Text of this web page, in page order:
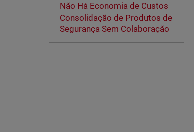
Não Há Economia de Custos
Consolidação de Produtos de
Segurança Sem Colaboração